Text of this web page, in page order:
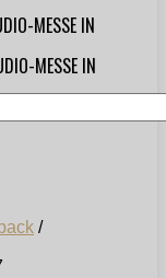
MESSE IN
MESSE IN
/